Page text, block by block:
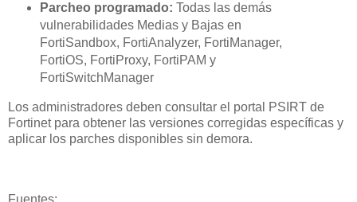
Parcheo programado: Todas las demás
vulnerabilidades Medias y Bajas en
FortiSandbox, FortiAnalyzer, FortiManager,
FortiOS, FortiProxy, FortiPAM y
FortiSwitchManager
Los administradores deben consultar el portal PSIRT de
Fortinet para obtener las versiones corregidas específicas y
aplicar los parches disponibles sin demora.